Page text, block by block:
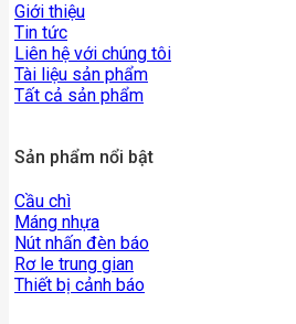
Giới thiệu
Tin tức
Liên hệ với chúng tôi
Tài liệu sản phẩm
Tất cả sản phẩm
Sản phẩm nổi bật
Cầu chì
Máng nhựa
Nút nhấn đèn báo
Rơ le trung gian
Thiết bị cảnh báo